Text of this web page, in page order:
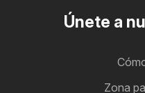
Únete a
Zona